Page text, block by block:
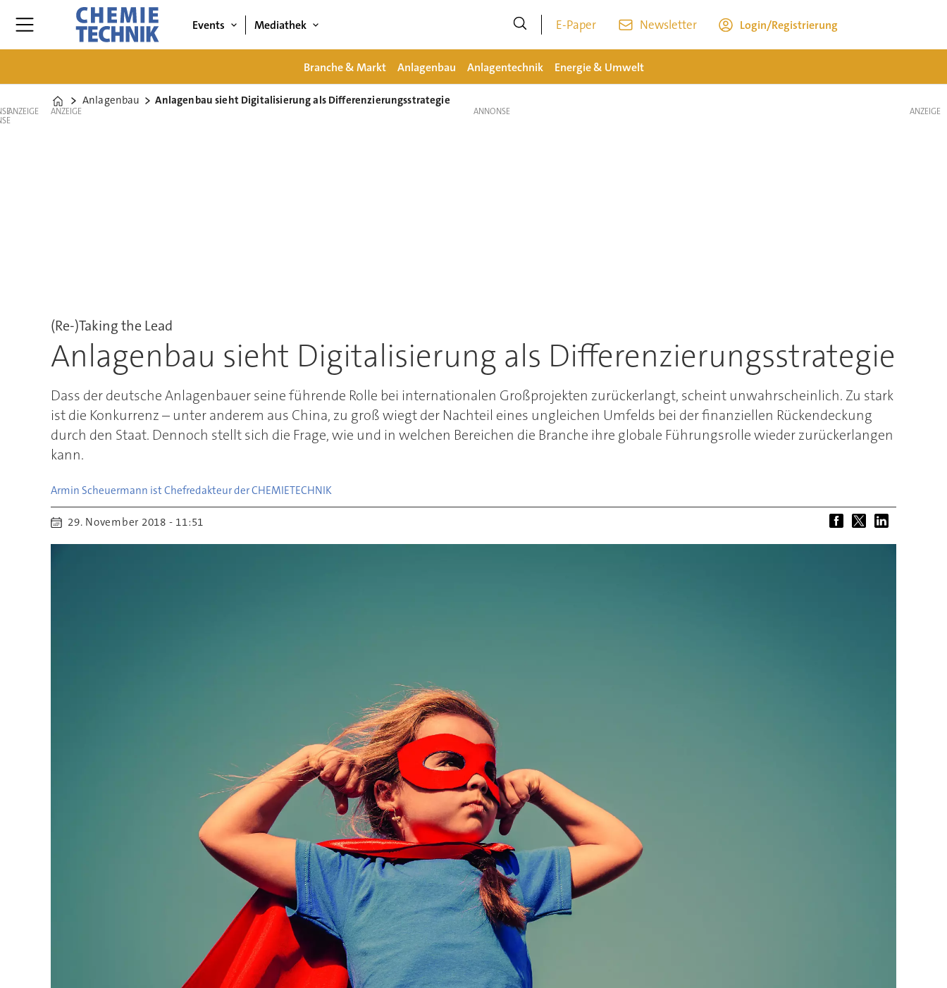
Events Mediathek E-Paper Newsletter Login/Registrierung
Branche & Markt Anlagenbau Anlagentechnik Energie & Umwelt
Home
Anlagenbau Anlagenbau sieht Digitalisierung als Differenzierungsstrategie
ANZEIGE ANZEIGE
(Re-)Taking the Lead
Anlagenbau sieht Digitalisierung als Differenzierungsstrategie
Dass der deutsche Anlagenbauer seine führende Rolle bei internationalen Großprojekten zurückerlangt, scheint unwahrscheinlich. Zu stark
ist die Konkurrenz – unter anderem aus China, zu groß wiegt der Nachteil eines ungleichen Umfelds bei der finanziellen Rückendeckung
durch den Staat. Dennoch stellt sich die Frage, wie und in welchen Bereichen die Branche ihre globale Führungsrolle wieder zurückerlangen
kann.
Armin Scheuermann ist Chefredakteur der CHEMIETECHNIK
29. November 2018 - 11:51
ANZEIGE